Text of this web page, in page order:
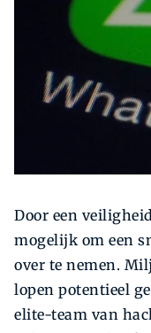
Zoeken
Door een
mogelijk om een
over te nemen.
lopen potentieel
elite-team van